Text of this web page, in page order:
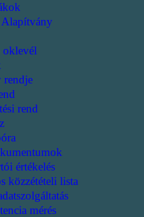
Alapítvány
rendje
rend
értékelés
közzétételi lista
mérés